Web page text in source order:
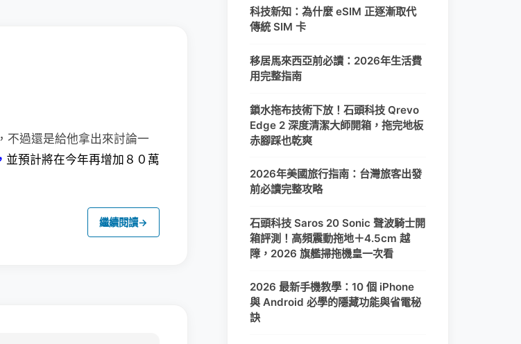
不過還是給他拿出來討論一
並預計將在今年再增加８０萬
繼續閱讀→
科技新知：為什麼 eSIM 正逐漸取代
傳統 SIM 卡
移居馬來西亞前必讀：2026年生活費
用完整指南
鎖水拖布技術下放！石頭科技 Qrevo
Edge 2 深度清潔大師開箱，拖完地板
赤腳踩也乾爽
2026年美國旅行指南：台灣旅客出發
前必讀完整攻略
石頭科技 Saros 20 Sonic 聲波騎士開
箱評測！高頻震動拖地＋4.5cm 越
障，2026 旗艦掃拖機皇一次看
2026 最新手機教學：10 個 iPhone
與 Android 必學的隱藏功能與省電秘
訣